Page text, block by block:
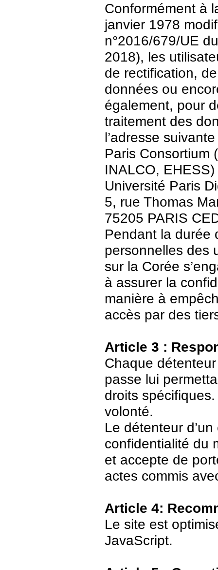
Conformément à
janvier 1978
n°2016/679/UE
2018), les
de rectification,
données ou
également, pour
traitement des
l’adresse
Paris Consortium
INALCO, EHESS)
Université Paris
5, rue Thomas
75205 PARIS
Pendant la durée
personnelles des
sur la Corée
à assurer la
manière à
accès par des
Article 3 :
Chaque
passe lui
droits
volonté.
Le détenteur
confidentialité du
et accepte de
actes commis
Article 4:
Le site est
JavaScript.